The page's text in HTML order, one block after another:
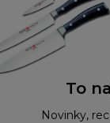
To
Novinky,